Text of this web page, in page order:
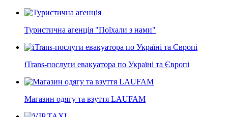
Туристична агенція "Поїхали з нами"
iTrans-послуги евакуатора по Україні та Європі
Магазин одягу та взуття LAUFAM